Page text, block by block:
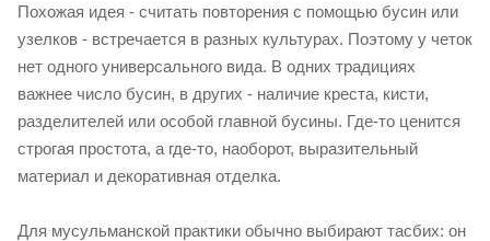
Похожая идея - считать повторения с помощью бусин или
узелков - встречается в разных культурах. Поэтому у четок
нет одного универсального вида. В одних традициях
важнее число бусин, в других - наличие креста, кисти,
разделителей или особой главной бусины. Где-то ценится
строгая простота, а где-то, наоборот, выразительный
материал и декоративная отделка.
Для мусульманской практики обычно выбирают тасбих: он